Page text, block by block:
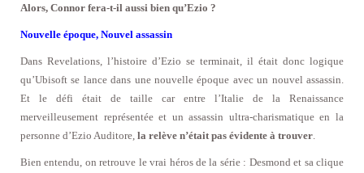
Alors, Connor fera-t-il aussi bien qu’Ezio ?
Nouvelle époque, Nouvel assassin
Dans Revelations, l’histoire d’Ezio se terminait, il était donc logique
qu’Ubisoft se lance dans une nouvelle époque avec un nouvel assassin.
Et le défi était de taille car entre l’Italie de la Renaissance
merveilleusement représentée et un assassin ultra-charismatique en la
personne d’Ezio Auditore, la relève n’était pas évidente à trouver
Bien entendu, on retrouve le vrai héros de la série : Desmond et sa clique